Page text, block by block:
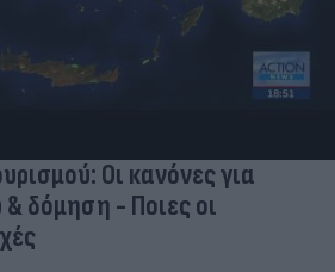
Οι κανόνες για
δόμηση - Ποιες οι